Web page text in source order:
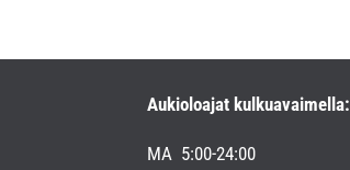
Aukioloajat kulkuavaimella:
MA 5:00-24:00